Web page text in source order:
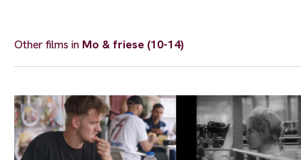
Other films in Mo & friese (10-14)